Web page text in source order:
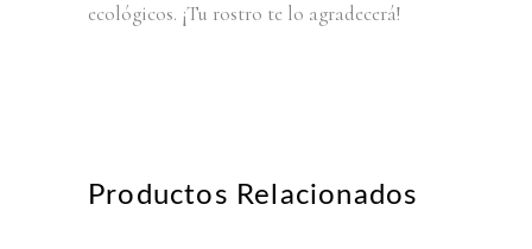
ecológicos. ¡Tu rostro te lo agradecerá!
Productos Relacionados